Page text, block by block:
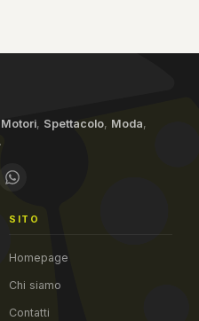
Motori, Spettacolo, Moda,
SITO
Homepage
Chi siamo
Contatti